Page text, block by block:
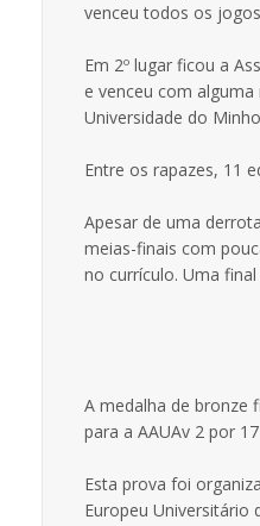
venceu todos os
Em 2º lugar ficou a
e venceu com
Universidade do
Entre os rapazes, 11
Apesar de uma
meias-finais com
no currículo. Uma
A medalha de bronze
para a AAUAv 2 por
Esta prova foi
Europeu Universitário